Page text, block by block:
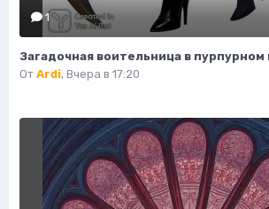
1
От Ardi, Вчера в 17:20